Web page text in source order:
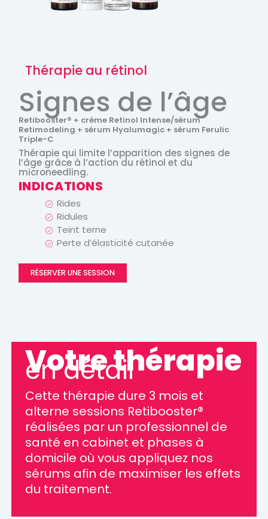
Thérapie au rétinol
Signes de l’âge
Retibooster® + crème Retinol Intense/sérum
Retimodeling + sérum Hyalumagic + sérum Ferulic
Triple-C
Thérapie qui limite l’apparition des signes de
l’âge grâce à l’action du rétinol et du
microneedling.
INDICATIONS
Rides
Ridules
Teint terne
Perte d’élasticité cutanée
RÉSERVER UNE SESSION
Votre thérapie
en détail
Cette thérapie dure 3 mois et
alterne sessions Retibooster®
réalisées par un professionnel de
santé en cabinet et phases à
domicile où vous appliquez nos
sérums afin de maximiser les effets
du traitement.